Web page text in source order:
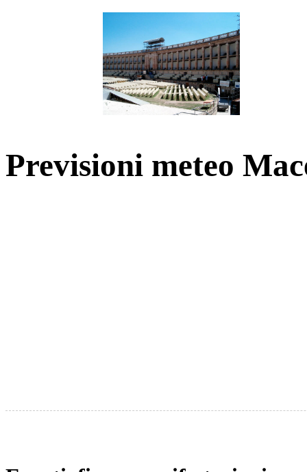
Previsioni meteo